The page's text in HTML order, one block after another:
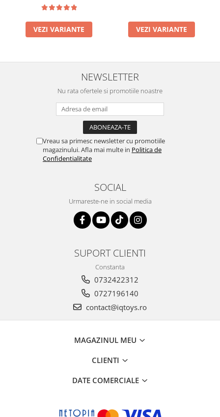
VEZI VARIANTE VEZI VARIANTE
NEWSLETTER
Nu rata ofertele si promotiile noastre
Vreau sa primesc newsletter cu promotiile
magazinului. Afla mai multe in Politica de
Confidentialitate
SOCIAL
Urmareste-ne in social media
SUPORT CLIENTI
Constanta
0732422312
0727196140
contact@iqtoys.ro
MAGAZINUL MEU
CLIENTI
DATE COMERCIALE